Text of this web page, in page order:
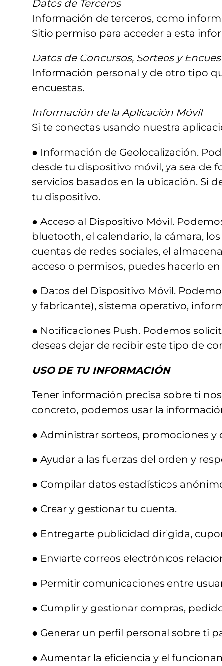
Datos de Terceros
Información de terceros, como
Sitio permiso para acceder a esta
Datos de Concursos, Sorteos y
Información personal y de otro tipo
encuestas.
Información de la Aplicación Móvil
Si te conectas usando nuestra
● Información de Geolocalización.
desde tu dispositivo móvil, ya sea de
servicios basados en la ubicación. Si
tu dispositivo.
● Acceso al Dispositivo Móvil.
bluetooth, el calendario, la cámara,
cuentas de redes sociales, el
acceso o permisos, puedes hacerlo
● Datos del Dispositivo Móvil.
y fabricante), sistema operativo,
● Notificaciones Push. Podemos
deseas dejar de recibir este tipo de
USO DE TU INFORMACIÓN
Tener información precisa sobre ti
concreto, podemos usar la
● Administrar sorteos, promociones y
● Ayudar a las fuerzas del orden y
● Compilar datos estadísticos
● Crear y gestionar tu cuenta.
● Entregarte publicidad dirigida,
● Enviarte correos electrónicos
● Permitir comunicaciones entre
● Cumplir y gestionar compras,
● Generar un perfil personal sobre ti
● Aumentar la eficiencia y el